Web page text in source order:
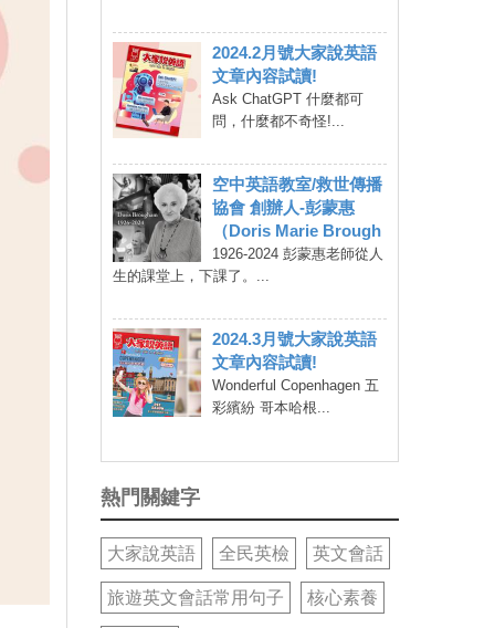
2024.2月號大家說英語
文章內容試讀!
Ask ChatGPT 什麼都可
問，什麼都不奇怪!...
空中英語教室/救世傳播
協會 創辦人-彭蒙惠
（Doris Marie Brough
1926-2024 彭蒙惠老師從人
生的課堂上，下課了。...
2024.3月號大家說英語
文章內容試讀!
Wonderful Copenhagen 五
彩繽紛 哥本哈根...
熱門關鍵字
大家說英語 全民英檢 英文會話
旅遊英文會話常用句子 核心素養